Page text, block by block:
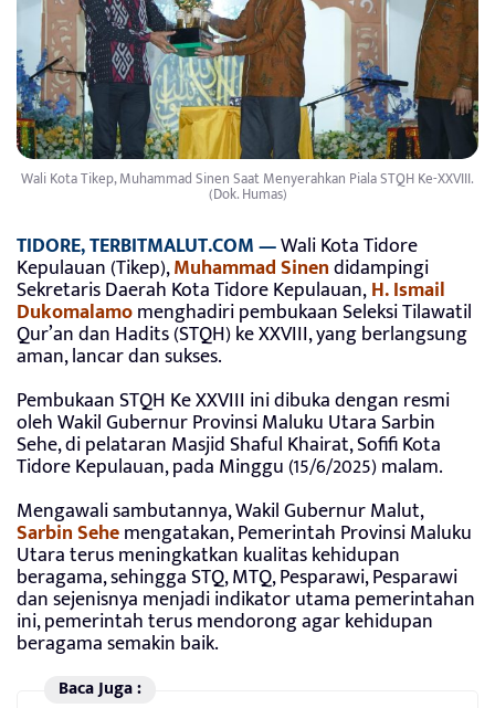
Wali Kota Tikep, Muhammad Sinen Saat Menyerahkan Piala STQH Ke-XXVIII.
(Dok. Humas)
TIDORE, TERBITMALUT.COM —Wali Kota Tidore
Kepulauan (Tikep),Muhammad Sinendidampingi
Sekretaris Daerah Kota Tidore Kepulauan,H. Ismail
Dukomalamomenghadiri pembukaan Seleksi Tilawatil
Qur’an dan Hadits (STQH) ke XXVIII, yang berlangsung
aman, lancar dan sukses.
Pembukaan STQH Ke XXVIII ini dibuka dengan resmi
oleh Wakil Gubernur Provinsi Maluku Utara Sarbin
Sehe, di pelataran Masjid Shaful Khairat, Sofifi Kota
Tidore Kepulauan, pada Minggu (15/6/2025) malam.
Mengawali sambutannya, Wakil Gubernur Malut,
Sarbin Sehemengatakan, Pemerintah Provinsi Maluku
Utara terus meningkatkan kualitas kehidupan
beragama, sehingga STQ, MTQ, Pesparawi, Pesparawi
dan sejenisnya menjadi indikator utama pemerintahan
ini, pemerintah terus mendorong agar kehidupan
beragama semakin baik.
Baca Juga :